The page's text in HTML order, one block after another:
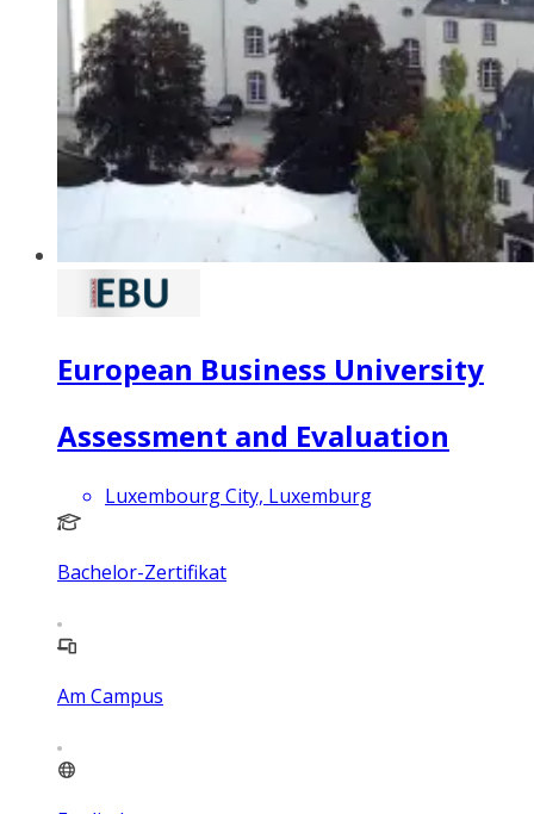
European Business University
Assessment and Evaluation
Luxembourg City, Luxemburg
Bachelor-Zertifikat
Am Campus